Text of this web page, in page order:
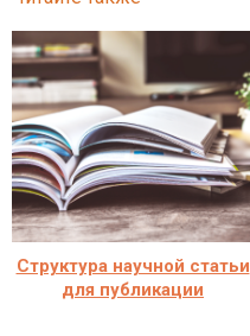
Структура научной статьи
для публикации